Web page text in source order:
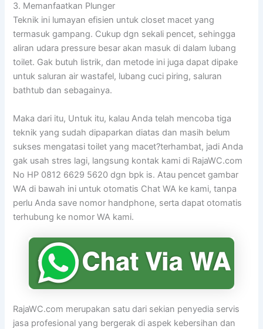
3. Memanfaatkan Plunger
Teknik ini lumayan efisien untuk closet macet yang
termasuk gampang. Cukup dgn sekali pencet, sehingga
aliran udara pressure besar akan masuk di dalam lubang
toilet. Gak butuh listrik, dan metode ini juga dapat dipake
untuk saluran air wastafel, lubang cuci piring, saluran
bathtub dan sebagainya.
Maka dari itu, Untuk itu, kalau Anda telah mencoba tiga
teknik yang sudah dipaparkan diatas dan masih belum
sukses mengatasi toilet yang macet?terhambat, jadi Anda
gak usah stres lagi, langsung kontak kami di RajaWC.com
No HP 0812 6629 5620 dgn bpk is. Atau pencet gambar
WA di bawah ini untuk otomatis Chat WA ke kami, tanpa
perlu Anda save nomor handphone, serta dapat otomatis
terhubung ke nomor WA kami.
RajaWC.com merupakan satu dari sekian penyedia servis
jasa profesional yang bergerak di aspek kebersihan dan